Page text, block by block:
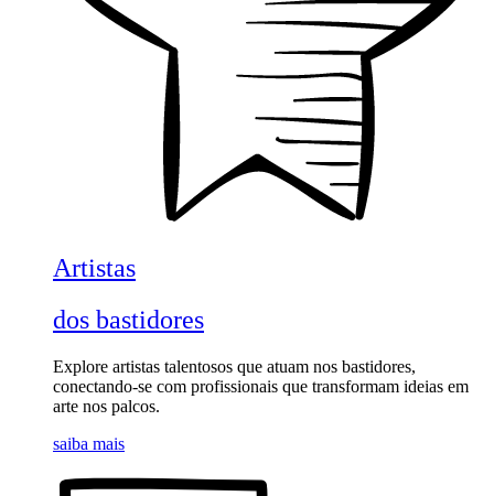
Artistas
dos bastidores
Explore artistas talentosos que atuam nos bastidores,
conectando-se com profissionais que transformam ideias em
arte nos palcos.
saiba mais